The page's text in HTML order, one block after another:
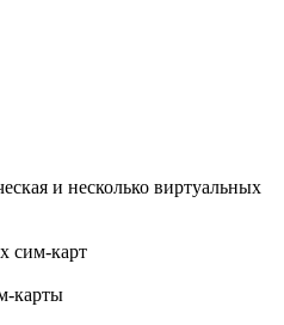
и несколько виртуальных
сим-карт
карты